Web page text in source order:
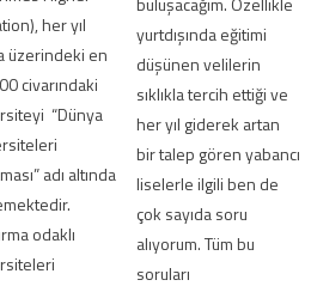
her yıl
üzerindeki en
civarındaki
“Dünya
adı altında
odaklı
yurtdışında eğitimi
düşünen velilerin
sıklıkla tercih ettiği ve
her yıl giderek artan
bir talep gören yabancı
liselerle ilgili ben de
çok sayıda soru
alıyorum. Tüm bu
soruları